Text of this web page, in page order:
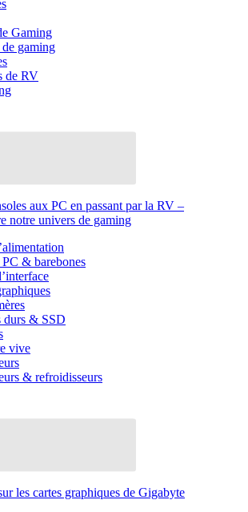
Gaming
de gaming
de RV
aux PC en passant par la RV –
notre univers de gaming
& barebones
durs & SSD
vive
& refroidisseurs
les cartes graphiques de Gigabyte